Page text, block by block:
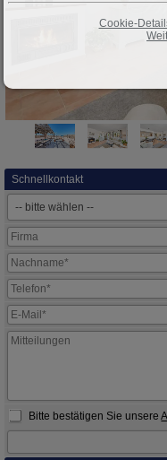
Schnellkontakt
Bitte bestätigen Sie unsere
Cookie-